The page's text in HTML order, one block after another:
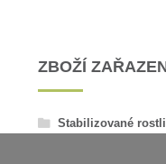
ZBOŽÍ
Stabilizované